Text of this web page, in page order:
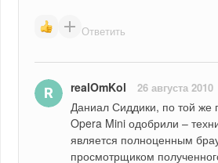
Ответить
realOmKol 26 августа 2010
Даниал Сиддики, по той же
Opera Mini одобрили –
является полноценным
просмотрщиком